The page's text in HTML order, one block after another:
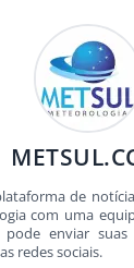
de
com uma
pode enviar
redes sociais.